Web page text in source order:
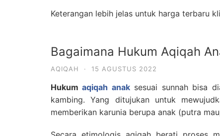
Keterangan lebih jelas untuk harga terbaru
Bagaimana Hukum Aqiqah
AQIQAH · 15 AGUSTUS 2022
Hukumaqiqah anaksesuai sunnah bisa
kambing. Yang ditujukan untuk
memberikan karunia berupa anak (putra